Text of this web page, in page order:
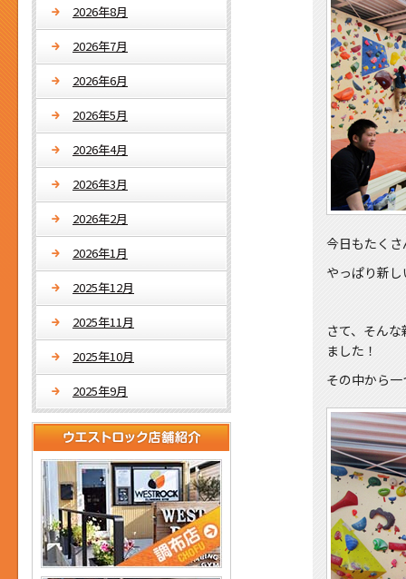
今日もたく
やっぱり新
さて、そん
ました！
その中から
2026年8月
2026年7月
2026年6月
2026年5月
2026年4月
2026年3月
2026年2月
2026年1月
2025年12月
2025年11月
2025年10月
2025年9月